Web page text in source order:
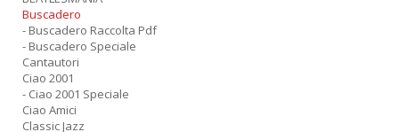
Buscadero
- Buscadero Raccolta Pdf
- Buscadero Speciale
Cantautori
Ciao 2001
- Ciao 2001 Speciale
Ciao Amici
Classic Jazz